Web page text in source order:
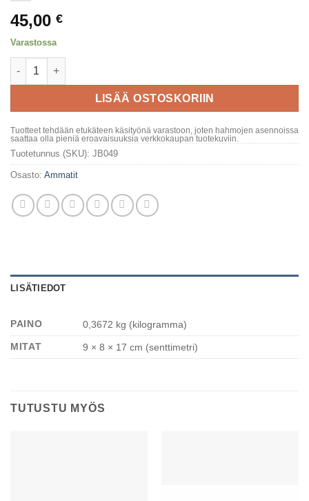
45,00 €
Varastossa
Metsästäjä määrä
LISÄÄ OSTOSKORIIN
Tuotteet tehdään etukäteen käsityönä varastoon, joten hahmojen asennoissa
saattaa olla pieniä eroavaisuuksia verkkokaupan tuotekuviin.
Tuotetunnus (SKU): JB049
Osasto: Ammatit
LISÄTIEDOT
PAINO
0,3672 kg (kilogramma)
MITAT
9 × 8 × 17 cm (senttimetri)
TUTUSTU MYÖS